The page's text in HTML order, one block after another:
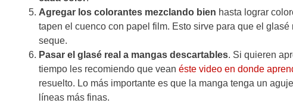
Agregar los colorantes mezclando bien hasta lograr
tapen el cuenco con papel film. Esto sirve para que el
seque.
Pasar el glasé real a mangas descartables. Si quieren
tiempo les recomiendo que vean éste video en donde
resuelto. Lo más importante es que la manga tenga un
líneas más finas.